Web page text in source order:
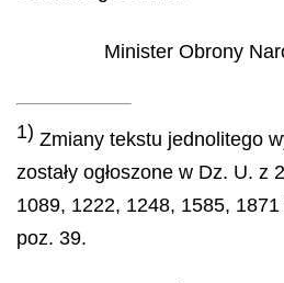
Minister Obrony
1) Zmiany tekstu jednolitego
zostały ogłoszone w Dz. U. z
1089, 1222, 1248, 1585,
poz. 39.